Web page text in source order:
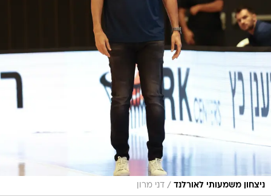
ניצחון משמעותי לאורלנד / דני מרון